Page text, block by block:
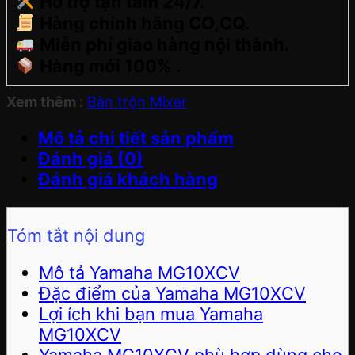
Xem thêm : Bàn trộn Mixer
Mô tả chi tiết sản phẩm
Đánh giá (0)
Đánh giá khách hàng
Tóm tắt nội dung
Mô tả Yamaha MG10XCV
Đặc điểm của Yamaha MG10XCV
Lợi ích khi bạn mua Yamaha
MG10XCV